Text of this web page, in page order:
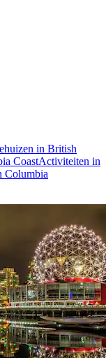
in British
CoastActiviteiten in
Columbia